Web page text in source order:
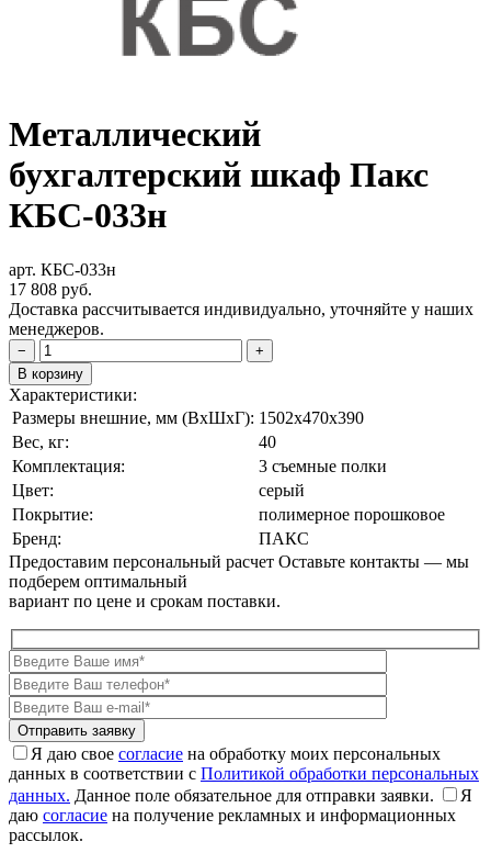
Металлический
бухгалтерский шкаф Пакс
КБС-033н
арт. КБС-033н
17 808 руб.
Доставка рассчитывается индивидуально, уточняйте у наших
менеджеров.
−
+
В корзину
Характеристики:
Размеры внешние, мм (ВxШxГ): 1502x470x390
Вес, кг:
40
Комплектация:
3 съемные полки
Цвет:
серый
Покрытие:
полимерное порошковое
Бренд:
ПАКС
Предоставим персональный расчет Оставьте контакты — мы
подберем оптимальный
вариант по цене и срокам поставки.
Я даю свое согласие на обработку моих персональных
данных в соответствии с Политикой обработки персональных
данных. Данное поле обязательное для отправки заявки.
Я
даю согласие на получение рекламных и информационных
рассылок.